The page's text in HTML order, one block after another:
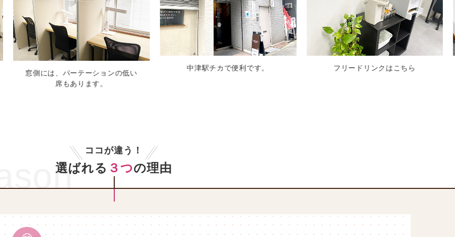
中津駅チカで便利です。 フリードリンクはこちら 空気清浄機が24時間稼働
ココが違う！
選ばれる ３つの理由